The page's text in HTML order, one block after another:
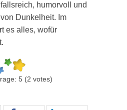
humorvoll und
Dunkelheit. Im
es alles, wofür
5 (2 votes)